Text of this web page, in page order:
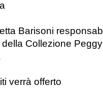
Barisoni
della Collezione
verrà offerto